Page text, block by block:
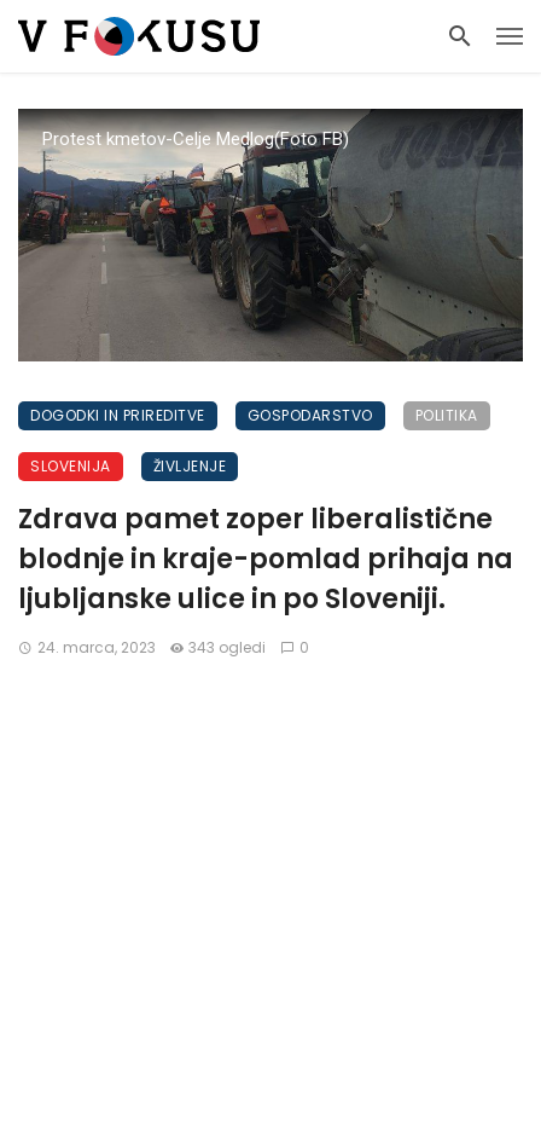
Protest kmetov-Celje Medlog(Foto FB)
DOGODKI IN PRIREDITVE GOSPODARSTVO POLITIKA
SLOVENIJA ŽIVLJENJE
Zdrava pamet zoper liberalistične
blodnje in kraje-pomlad prihaja na
ljubljanske ulice in po Sloveniji.
24. marca, 2023 343 ogledi 0